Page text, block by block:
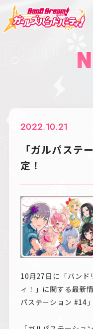
2022.10.21
「ガルパステ
定！
10月27日に「バンド
ィ！」に関する最新
パステーション #14